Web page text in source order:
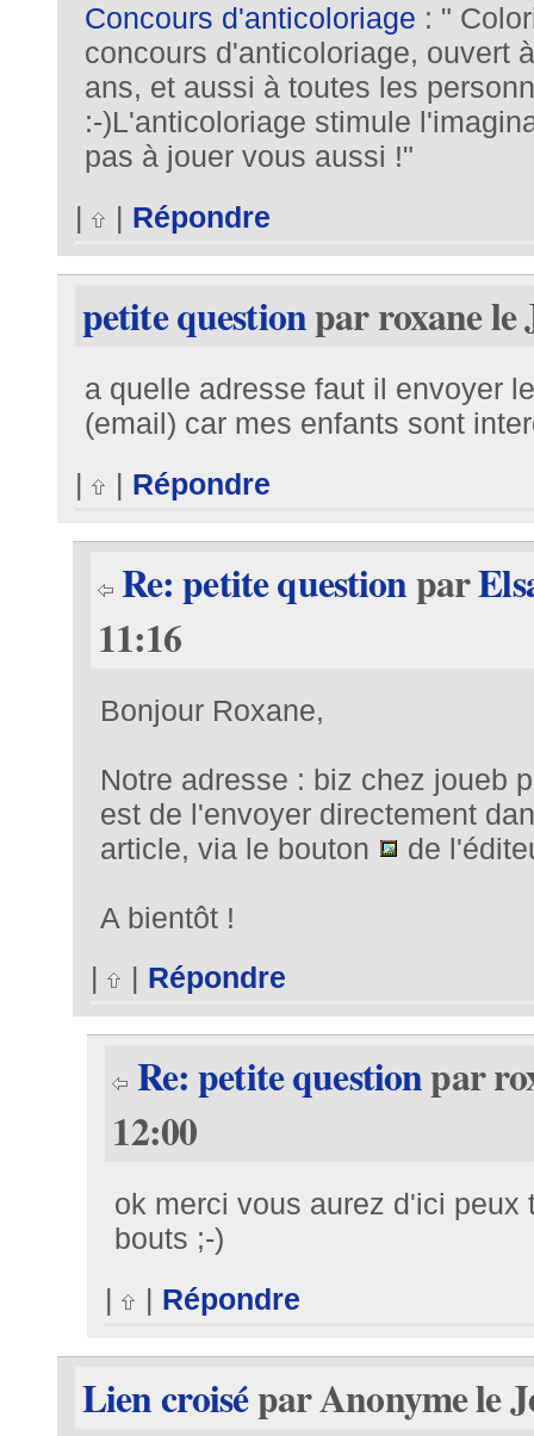
Concours d'anticoloriage : "
concours d'anticoloriage, ouvert
ans, et aussi à toutes les
:-)L'anticoloriage stimule
pas à jouer vous aussi !"
|
| Répondre
petite questionpar roxane le
a quelle adresse faut il envoyer
(email) car mes enfants sont
|
| Répondre
Re: petite questionpar
11:16
Bonjour Roxane,
Notre adresse : biz chez joueb
est de l'envoyer directement
article, via le bouton
de
A bientôt !
|
| Répondre
Re: petite questionpar
12:00
ok merci vous aurez d'ici
bouts ;-)
|
| Répondre
Lien croisépar Anonyme le